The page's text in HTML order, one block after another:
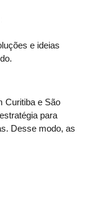
e ideias
Curitiba e São
para
Desse modo, as